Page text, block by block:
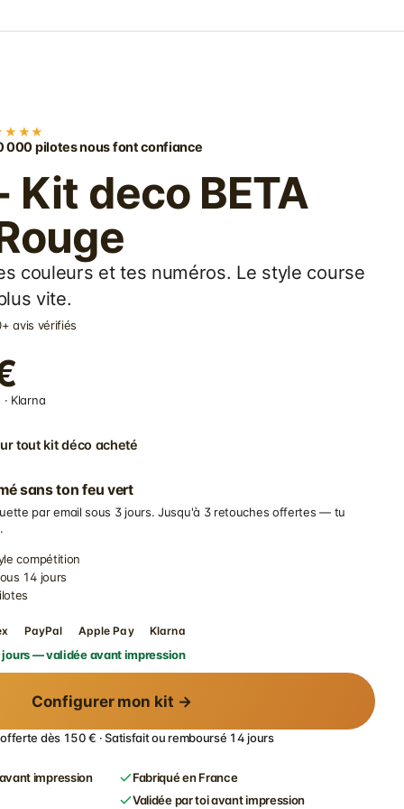
000 pilotes nous font confiance
Kit deco BETA
couleurs et tes numéros. Le style course
vite.
avis vérifiés
Klarna
tout kit déco acheté
sans ton feu vert
par email sous 3 jours. Jusqu'à 3 retouches offertes — tu
compétition
14 jours
PayPal Apple Pay Klarna
— validée avant impression
Configurer mon kit →
dès 150 € · Satisfait ou remboursé 14 jours
impression
Fabriqué en France
Validée par toi avant impression